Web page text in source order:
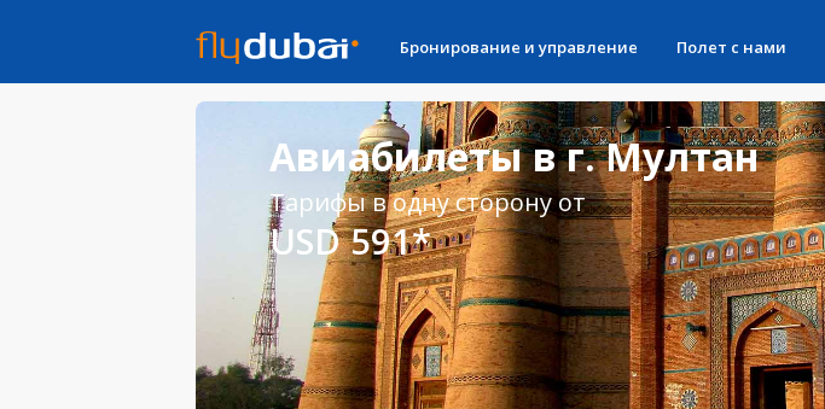
Бронирование и управление Полет с нами
Авиабилеты в г. Мултан
Тарифы в одну сторону от
USD 591*